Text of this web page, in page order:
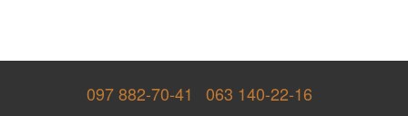
097 882-70-41 063 140-22-16